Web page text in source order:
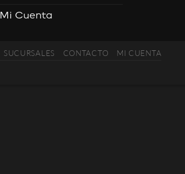
Mi Cuenta
SUCURSALES CONTACTO MI CUENTA